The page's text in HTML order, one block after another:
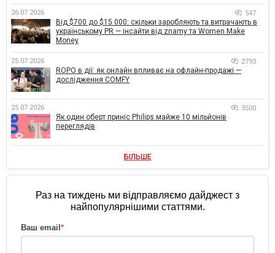
26.07.2026 547
Від $700 до $15 000: скільки заробляють та витрачають в
українському PR — інсайти від znamy та Women Make
Money
25.07.2026 2793
ROPO в дії: як онлайн впливає на офлайн-продажі —
дослідження COMFY
25.07.2026 3500
Як один оберт приніс Philips майже 10 мільйонів
переглядів
БІЛЬШЕ
Раз на тиждень ми відправляємо дайджест з
найпопулярнішими статтями.
Ваш email *